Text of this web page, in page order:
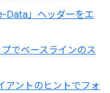
Data」ヘッダーをエ
でベースラインのス
アントのヒントでフォ